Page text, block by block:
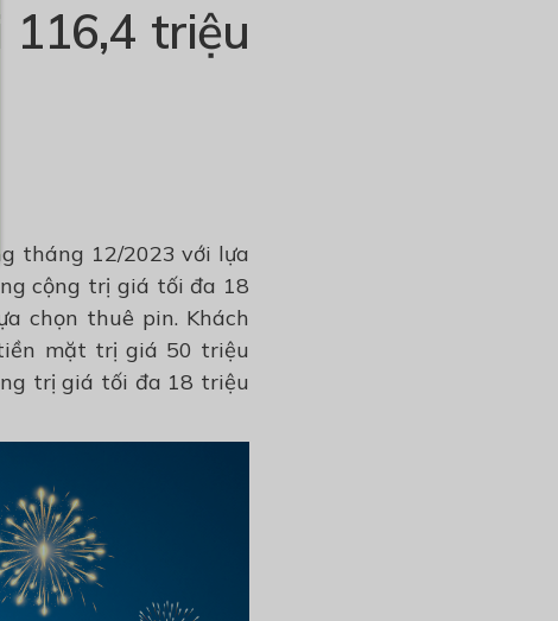
triệu
tháng 12/2023 với lựa
cộng trị giá tối đa 18
chọn thuê pin. Khách
mặt trị giá 50 triệu
trị giá tối đa 18 triệu